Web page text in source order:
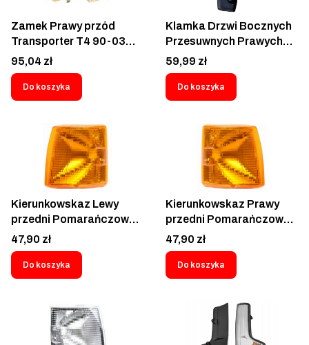
Zamek Prawy przód
Transporter T4 90-03
Mechanizm drzwi
przednie Pasażera
Volkswagen Transporter
T4 701837016E
9567Z-54
Cena
95,04 zł
Do koszyka
Klamka Drzwi Bocznych
Przesuwnych Prawych
Volkswagen Transporter
T4 1990-2003 - 9566z-
47
Cena
59,99 zł
Do koszyka
Kierunkowskaz Lewy
przedni Pomarańczowy
Volkswagen Transporter
1990-1996 - 956619
Cena
47,90 zł
Do koszyka
Kierunkowskaz Prawy
przedni Pomarańczowy
Volkswagen Transporter
1990-1996 - 956620E1
Cena
47,90 zł
Do koszyka